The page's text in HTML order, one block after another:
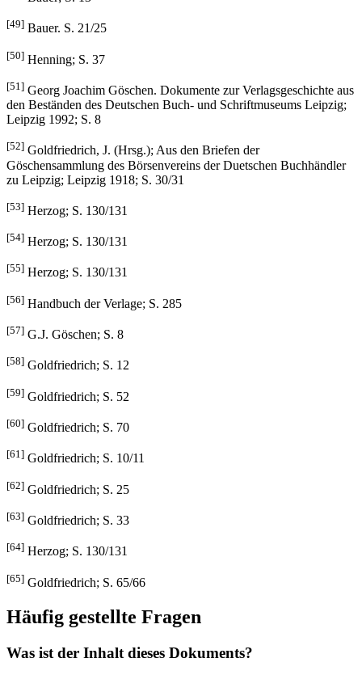
[49] Bauer. S. 21/25
[50] Henning; S. 37
[51] Georg Joachim Göschen. Dokumente zur Verlagsgeschichte aus
den Beständen des Deutschen Buch- und Schriftmuseums Leipzig;
Leipzig 1992; S. 8
[52] Goldfriedrich, J. (Hrsg.); Aus den Briefen der
Göschensammlung des Börsenvereins der Duetschen Buchhändler
zu Leipzig; Leipzig 1918; S. 30/31
[53] Herzog; S. 130/131
[54] Herzog; S. 130/131
[55] Herzog; S. 130/131
[56] Handbuch der Verlage; S. 285
[57] G.J. Göschen; S. 8
[58] Goldfriedrich; S. 12
[59] Goldfriedrich; S. 52
[60] Goldfriedrich; S. 70
[61] Goldfriedrich; S. 10/11
[62] Goldfriedrich; S. 25
[63] Goldfriedrich; S. 33
[64] Herzog; S. 130/131
[65] Goldfriedrich; S. 65/66
Häufig gestellte Fragen
Was ist der Inhalt dieses Dokuments?